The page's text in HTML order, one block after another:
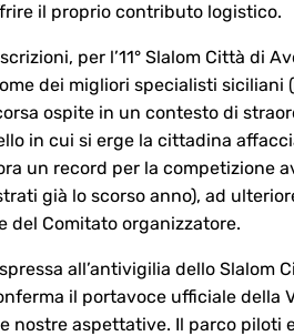
il proprio contributo logistico.
per l’11° Slalom Città di
dei migliori specialisti siciliani
ospite in un contesto di
in cui si erge la cittadina
un record per la competizione
già lo scorso anno), ad
del Comitato organizzatore.
all’antivigilia dello Slalom
il portavoce ufficiale della
nostre aspettative. Il parco